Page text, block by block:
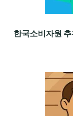
한국소비자원